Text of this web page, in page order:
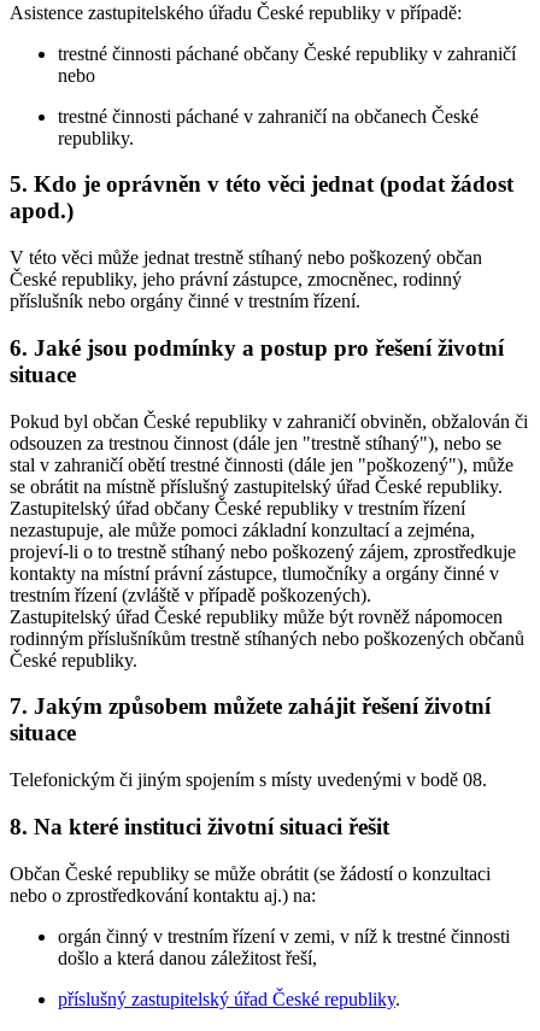
Asistence zastupitelského úřadu České republiky v případě:
trestné činnosti páchané občany České republiky v zahraničí
nebo
trestné činnosti páchané v zahraničí na občanech České
republiky.
5. Kdo je oprávněn v této věci jednat (podat žádost
apod.)
V této věci může jednat trestně stíhaný nebo poškozený občan
České republiky, jeho právní zástupce, zmocněnec, rodinný
příslušník nebo orgány činné v trestním řízení.
6. Jaké jsou podmínky a postup pro řešení životní
situace
Pokud byl občan České republiky v zahraničí obviněn, obžalován či
odsouzen za trestnou činnost (dále jen "trestně stíhaný"), nebo se
stal v zahraničí obětí trestné činnosti (dále jen "poškozený"), může
se obrátit na místně příslušný zastupitelský úřad České republiky.
Zastupitelský úřad občany České republiky v trestním řízení
nezastupuje, ale může pomoci základní konzultací a zejména,
projeví-li o to trestně stíhaný nebo poškozený zájem, zprostředkuje
kontakty na místní právní zástupce, tlumočníky a orgány činné v
trestním řízení (zvláště v případě poškozených).
Zastupitelský úřad České republiky může být rovněž nápomocen
rodinným příslušníkům trestně stíhaných nebo poškozených občanů
České republiky.
7. Jakým způsobem můžete zahájit řešení životní
situace
Telefonickým či jiným spojením s místy uvedenými v bodě 08.
8. Na které instituci životní situaci řešit
Občan České republiky se může obrátit (se žádostí o konzultaci
nebo o zprostředkování kontaktu aj.) na:
orgán činný v trestním řízení v zemi, v níž k trestné činnosti
došlo a která danou záležitost řeší,
příslušný zastupitelský úřad České republiky.